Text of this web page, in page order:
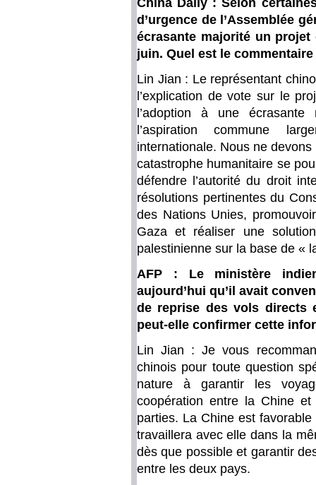
China Daily : Selon
d’urgence de l’Assemblée
écrasante majorité un
juin. Quel est le
Lin Jian : Le représentant
l’explication de vote sur le
l’adoption à une
l’aspiration commune
internationale. Nous ne
catastrophe humanitaire se
défendre l’autorité du droit
résolutions pertinentes du
des Nations Unies,
Gaza et réaliser une
palestinienne sur la base de «
AFP : Le ministère
aujourd’hui qu’il avait
de reprise des vols directs
peut-elle confirmer cette
Lin Jian : Je vous
chinois pour toute question
nature à garantir les
coopération entre la Chine
parties. La Chine est
travaillera avec elle dans la
dès que possible et garantir
entre les deux pays.